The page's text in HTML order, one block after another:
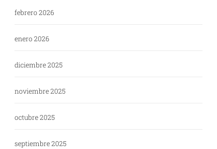
febrero 2026
enero 2026
diciembre 2025
noviembre 2025
octubre 2025
septiembre 2025